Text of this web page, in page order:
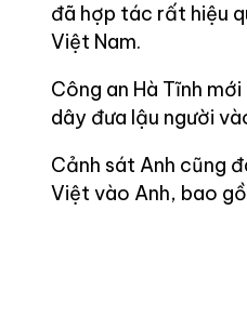
đã hợp tác rất hiệu
Việt Nam.
Công an Hà Tĩnh
dây đưa lậu người
Cảnh sát Anh cũng
Việt vào Anh, bao